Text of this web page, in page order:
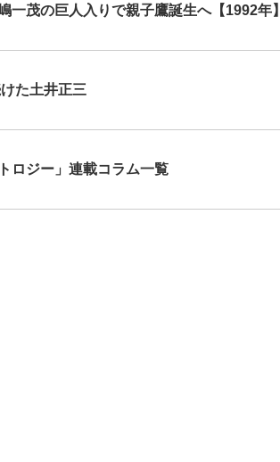
一茂の巨人入りで親子鷹誕生へ【1992年】
た土井正三
ロジー」連載コラム一覧